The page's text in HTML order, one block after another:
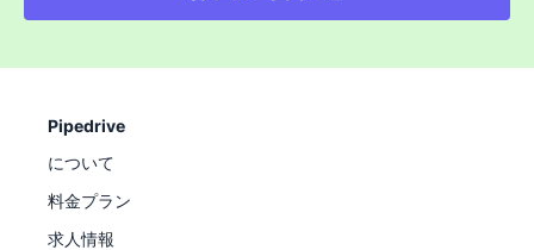
Pipedrive
について
料金プラン
求人情報